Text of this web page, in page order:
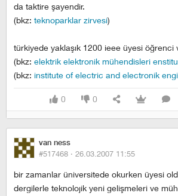
da taktire şayendir.
(bkz: teknoparklar zirvesi)
türkiyede yaklaşık 1200 ieee üyesi öğrenci
(bkz: elektrik elektronik mühendisleri
(bkz: institute of electric and electronik
0 0
van ness
#517468 · 26.03.2007 11:55
bir zamanlar üniversitede okurken üyesi
dergilerle teknolojik yeni gelişmeleri ve